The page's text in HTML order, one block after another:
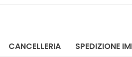
CANCELLERIA SPEDIZIONE